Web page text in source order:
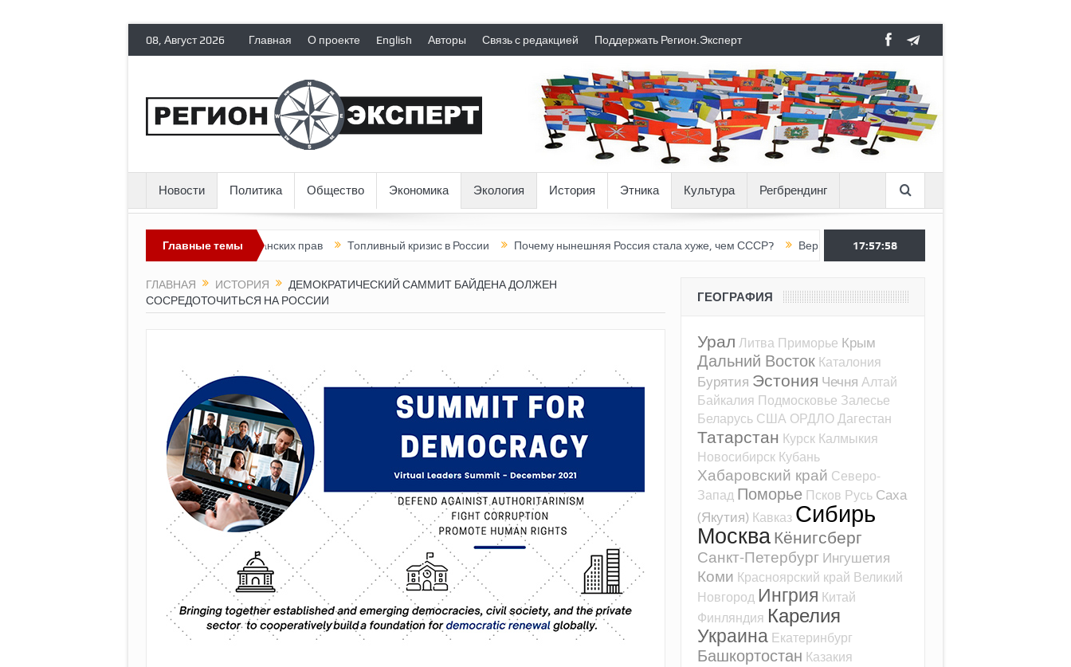
08, Август 2026 Главная О проекте English Авторы Связь с редакцией Поддержать Регион.Эксперт
Новости Политика Общество Экономика Экология История Этника Культура Регбрендинг
Главные темы
политических эмигрантов гражданских прав Топливный кризис в России Почему нынешняя Россия стала хуже, чем СССР? Вертикаль под давлением
17:57:59
ГЛАВНАЯ ИСТОРИЯ
ДЕМОКРАТИЧЕСКИЙ САММИТ БАЙДЕНА ДОЛЖЕН
СОСРЕДОТОЧИТЬСЯ НА РОССИИ
ГЕОГРАФИЯ
Урал Литва Приморье Крым
Дальний Восток Каталония
Бурятия Эстония Чечня Алтай
Байкалия Подмосковье Залесье
Беларусь США ОРДЛОДагестан
Татарстан Курск Калмыкия
Новосибирск Кубань
Хабаровский край Северо-
Запад Поморье Псков Русь Саха
(Якутия) Кавказ Сибирь
МоскваКёнигсберг
Санкт-Петербург Ингушетия
Коми Красноярский край Великий
Новгород Ингрия Китай
Финляндия Карелия
Украина Екатеринбург
Башкортостан Казакия